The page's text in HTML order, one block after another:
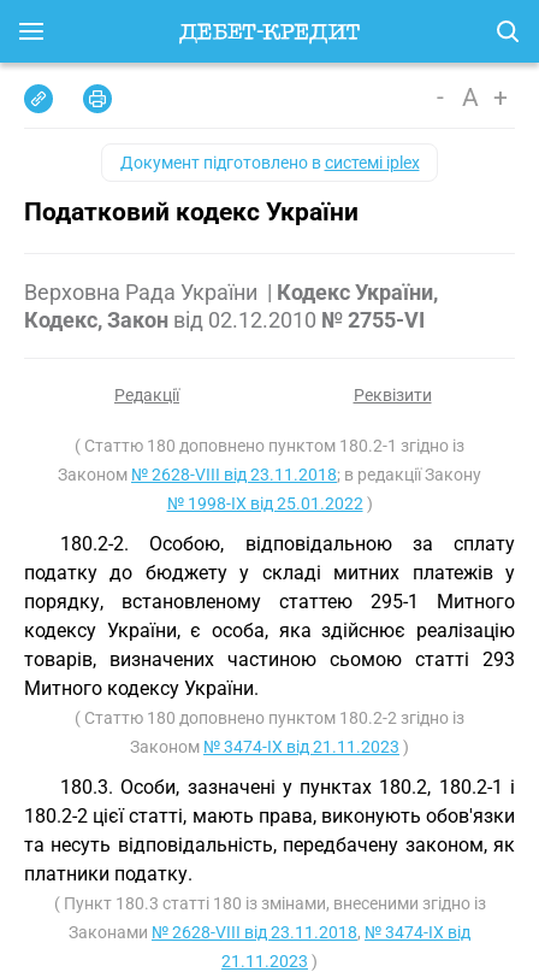
- A +
Документ підготовлено всистемі iplex
Податковий кодекс України
Верховна Рада України | Кодекс України,
Кодекс, Закон від 02.12.2010 № 2755-VI
Редакції Реквізити
( Статтю 180 доповнено пунктом 180.2-1 згідно із
Законом № 2628-VIII від 23.11.2018; в редакції Закону
№ 1998-IX від 25.01.2022 )
180.2-2. Особою, відповідальною за сплату
податку до бюджету у складі митних платежів у
порядку, встановленому статтею 295-1 Митного
кодексу України, є особа, яка здійснює реалізацію
товарів, визначених частиною сьомою статті 293
Митного кодексу України.
( Статтю 180 доповнено пунктом 180.2-2 згідно із
Законом № 3474-IX від 21.11.2023 )
180.3. Особи, зазначені у пунктах 180.2, 180.2-1 і
180.2-2 цієї статті, мають права, виконують обов'язки
та несуть відповідальність, передбачену законом, як
платники податку.
( Пункт 180.3 статті 180 із змінами, внесеними згідно із
Законами № 2628-VIII від 23.11.2018, № 3474-IX від
21.11.2023 )